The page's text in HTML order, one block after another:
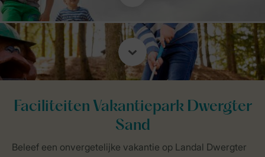
Faciliteiten Vakantiepark Dwergter
Sand
Beleef een onvergetelijke vakantie op Landal Dwergter